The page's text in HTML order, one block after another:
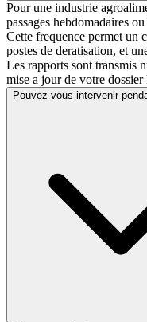
Pour une industrie
passages hebdomadaires
Cette frequence permet un
postes de deratisation, et
Les rapports sont transmis
mise a jour de votre
Pouvez-vous intervenir